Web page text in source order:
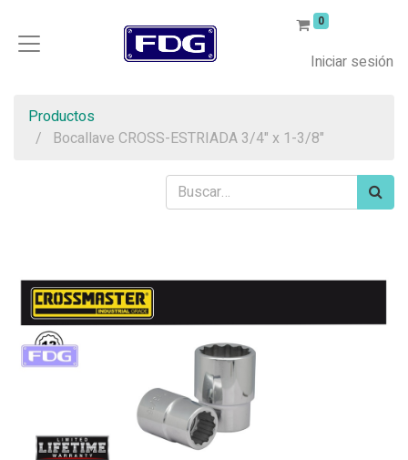
0
Iniciar sesión
Productos
Bocallave CROSS-ESTRIADA 3/4" x 1-3/8"